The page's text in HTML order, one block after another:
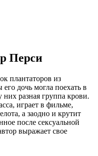
Перси
плантаторов из
дочь могла поехать в
них разная группа крови.
играет в фильме,
а заодно и крутит
после сексуальной
выражает свое